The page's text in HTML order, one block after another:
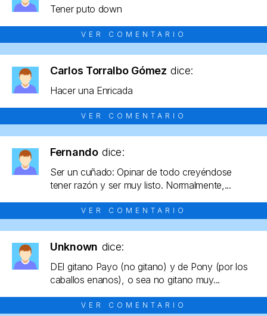
Tener puto down
VER COMENTARIO
Carlos Torralbo Gómez dice:
Hacer una Enricada
VER COMENTARIO
Fernando dice:
Ser un cuñado: Opinar de todo creyéndose
tener razón y ser muy listo. Normalmente,...
VER COMENTARIO
Unknown dice:
DEl gitano Payo (no gitano) y de Pony (por los
caballos enanos), o sea no gitano muy...
VER COMENTARIO